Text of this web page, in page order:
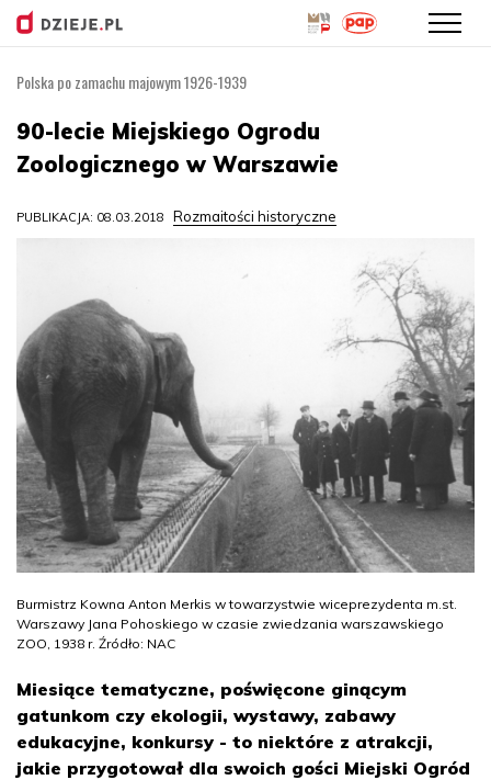
Przejdź
treści
Polska po zamachu majowym 1926-1939
90-lecie Miejskiego Ogrodu
Zoologicznego w Warszawie
PUBLIKACJA: 08.03.2018 Rozmaitości historyczne
Burmistrz Kowna Anton Merkis w towarzystwie wiceprezydenta m.st.
Warszawy Jana Pohoskiego w czasie zwiedzania warszawskiego
ZOO, 1938 r. Źródło: NAC
Miesiące tematyczne, poświęcone ginącym
gatunkom czy ekologii, wystawy, zabawy
edukacyjne, konkursy - to niektóre z atrakcji,
jakie przygotował dla swoich gości Miejski Ogród